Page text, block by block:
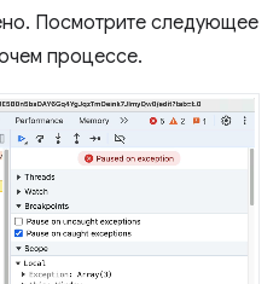
Посмотрите следующее
процессе.